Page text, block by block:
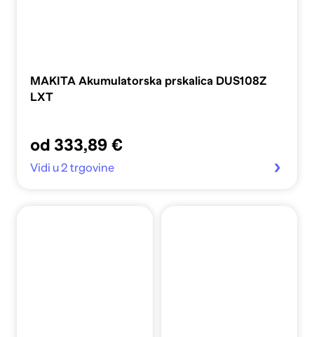
MAKITA Akumulatorska prskalica DUS108Z
LXT
od 333,89 €
Vidi u 2 trgovine